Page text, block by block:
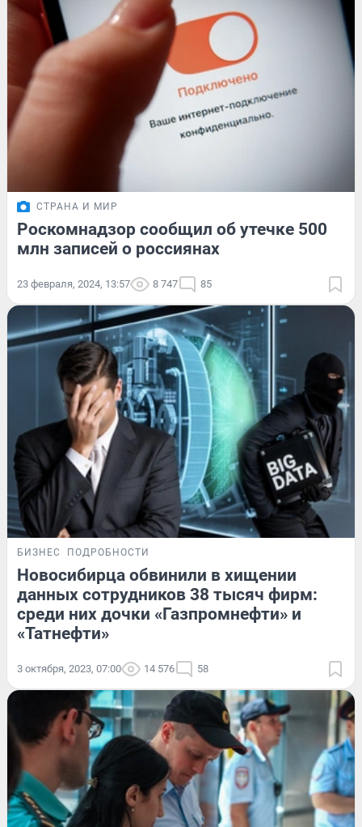
СТРАНА И МИР
Роскомнадзор сообщил об утечке 500
млн записей о россиянах
23 февраля, 2024, 13:57 8 747 85
БИЗНЕС ПОДРОБНОСТИ
Новосибирца обвинили в хищении
данных сотрудников 38 тысяч фирм:
среди них дочки «Газпромнефти» и
«Татнефти»
3 октября, 2023, 07:00 14 576 58